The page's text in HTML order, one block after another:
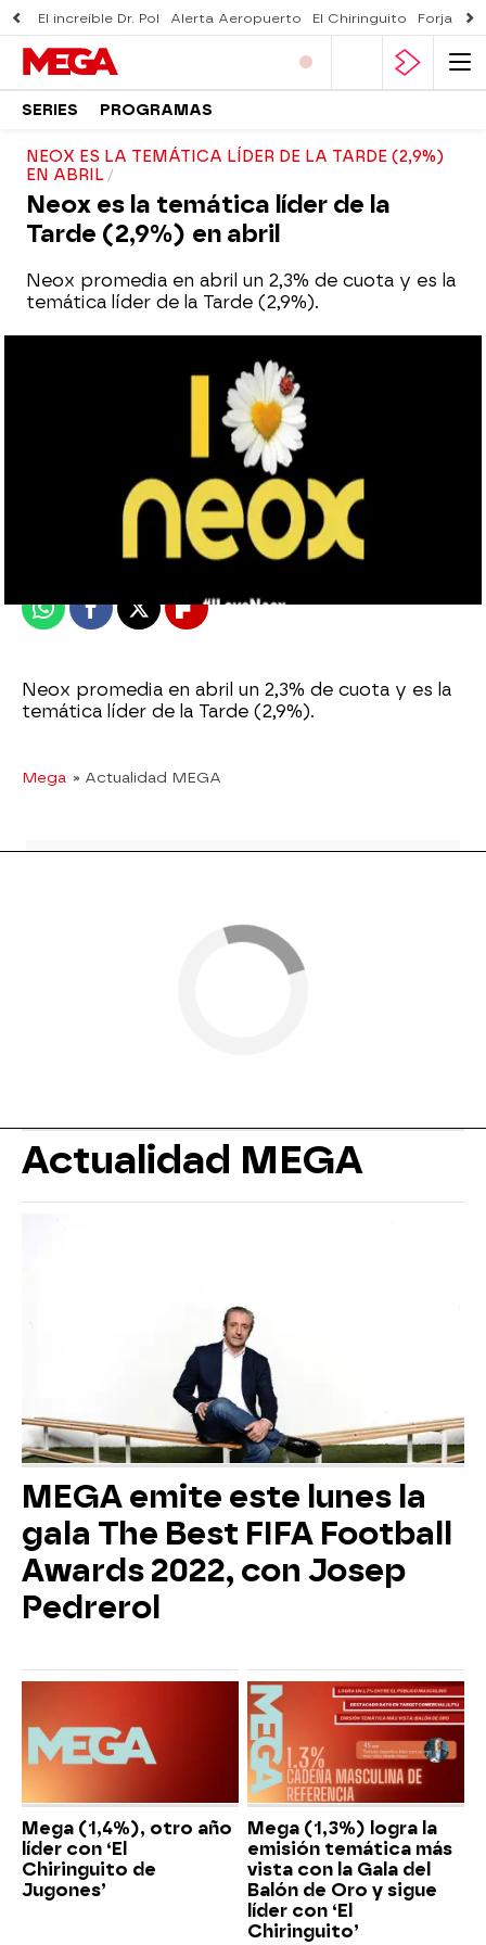
El increíble Dr. Pol Alerta Aeropuerto El Chiringuito Forjado
SERIES PROGRAMAS
NEOX ES LA TEMÁTICA LÍDER DE LA TARDE (2,9%)
EN ABRIL
Neox es la temática líder de la
Tarde (2,9%) en abril
Neox promedia en abril un 2,3% de cuota y es la
temática líder de la Tarde (2,9%).
03 de mayo de 2016, 19:34
WhatsappFacebook
X Flipboard
Neox promedia en abril un 2,3% de cuota y es la
temática líder de la Tarde (2,9%).
Mega » Actualidad MEGA
Actualidad MEGA
MEGA emite este lunes la
gala The Best FIFA Football
Awards 2022, con Josep
Pedrerol
Mega (1,4%), otro año
líder con ‘El
Chiringuito de
Jugones’
Mega (1,3%) logra la
emisión temática más
vista con la Gala del
Balón de Oro y sigue
líder con ‘El
Chiringuito’